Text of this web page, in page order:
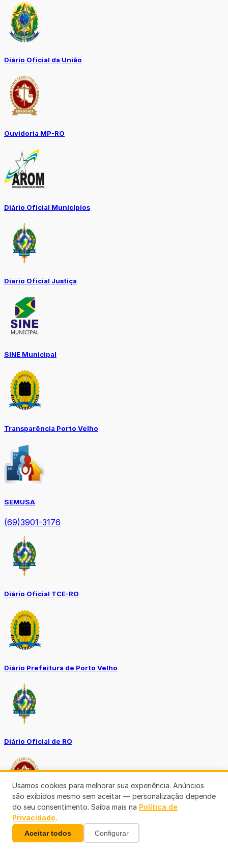
Diário Oficial da União
Ouvidoria MP-RO
Diário Oficial Municípios
Diario Oficial Justiça
SINE Municipal
Transparência Porto Velho
SEMUSA
(69)3901-3176
Diário Oficial TCE-RO
Diário Prefeitura de Porto Velho
Diário Oficial de RO
Transparência RO
Usamos cookies para melhorar sua experiência. Anúncios
são exibidos mesmo sem aceitar — personalização depende
do seu consentimento. Saiba mais na Política de
Privacidade.
Aceitar todos Configurar